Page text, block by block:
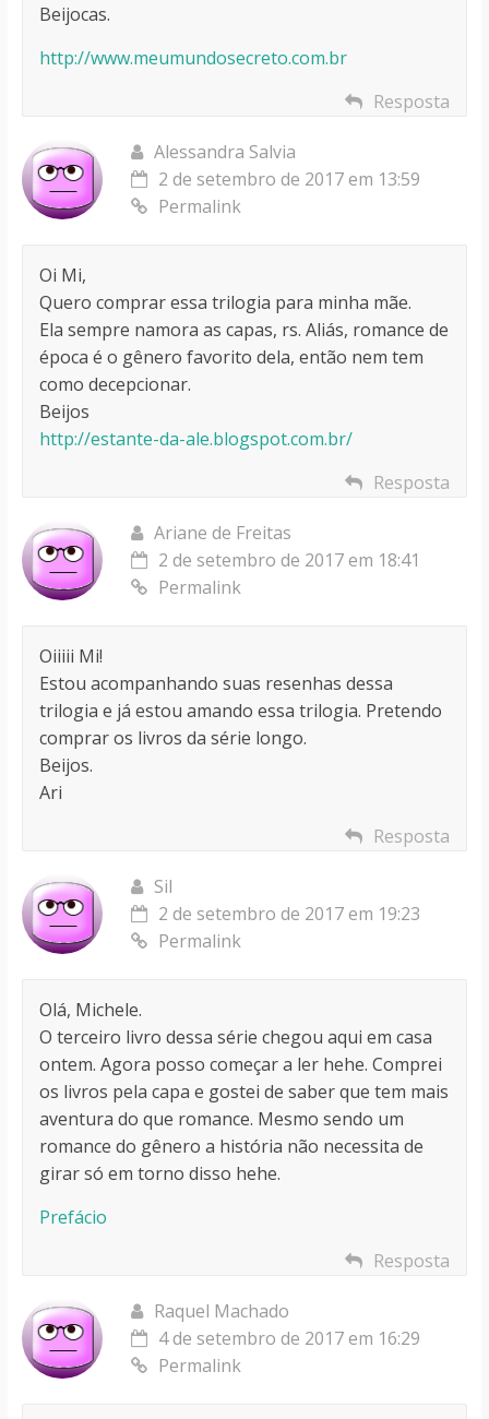
Beijocas.
http://www.meumundosecreto.com.br
Resposta
Alessandra Salvia
2 de setembro de 2017 em 13:59
Permalink
Oi Mi,
Quero comprar essa trilogia para minha mãe.
Ela sempre namora as capas, rs. Aliás, romance de
época é o gênero favorito dela, então nem tem
como decepcionar.
Beijos
http://estante-da-ale.blogspot.com.br/
Resposta
Ariane de Freitas
2 de setembro de 2017 em 18:41
Permalink
Oiiiii Mi!
Estou acompanhando suas resenhas dessa
trilogia e já estou amando essa trilogia. Pretendo
comprar os livros da série longo.
Beijos.
Ari
Resposta
Sil
2 de setembro de 2017 em 19:23
Permalink
Olá, Michele.
O terceiro livro dessa série chegou aqui em casa
ontem. Agora posso começar a ler hehe. Comprei
os livros pela capa e gostei de saber que tem mais
aventura do que romance. Mesmo sendo um
romance do gênero a história não necessita de
girar só em torno disso hehe.
Prefácio
Resposta
Raquel Machado
4 de setembro de 2017 em 16:29
Permalink